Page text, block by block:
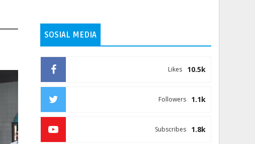
SOSIAL MEDIA
10.5k
Likes
1.1k
Followers
1.8k
Subscribes